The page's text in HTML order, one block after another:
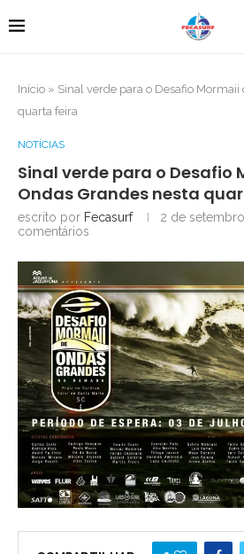
Início » Sinal verde para o Desafio Mormaii
quarta feira
NOTÍCIAS
Sinal verde para o Desafio
Ondas Grandes nesta
escrito por Fecasurf 2 de
comentários